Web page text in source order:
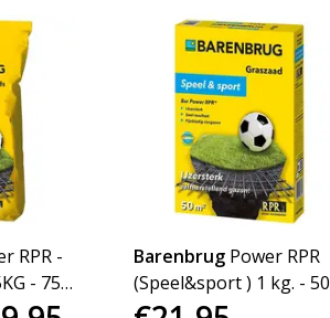
RPR -
- 750
Barenbrug Power RPR
(Speel&sport ) 1 kg. - 50
m²